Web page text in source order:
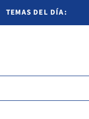
TEMAS DEL DÍA: